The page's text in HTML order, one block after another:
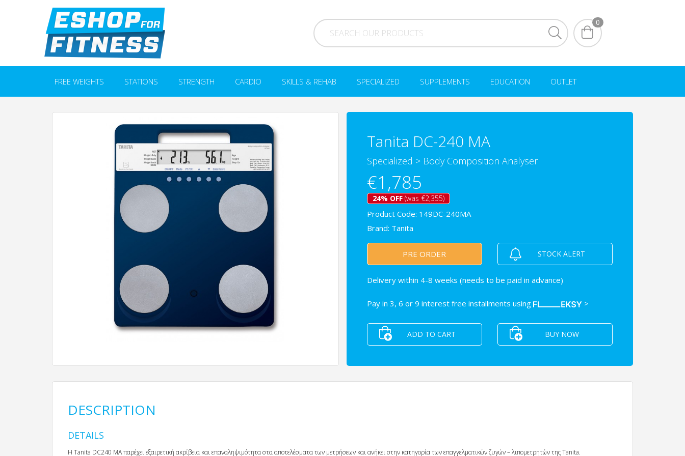
0
FREE WEIGHTS STATIONS STRENGTH CARDIO SKILLS & REHAB SPECIALIZED SUPPLEMENTS EDUCATION OUTLET
Tanita DC-240 MA
Specialized > Body Composition Analyser
€1,785
24% OFF(was €2,355)
Product Code: 149DC-240MA
Brand: Tanita
PRE ORDER STOCK ALERT
Delivery within 4-8 weeks (needs to be paid in advance)
Pay in 3, 6 or 9 interest free installments using >
ADD TO CART BUY NOW
DESCRIPTION
DETAILS
H Tanita DC240 MA παρέχει εξαιρετική ακρίβεια και επαναληψιμότητα στα αποτελέσματα των μετρήσεων και ανήκει στην κατηγορία των επαγγελματικών ζυγών – λιπομετρητών της Tanita.